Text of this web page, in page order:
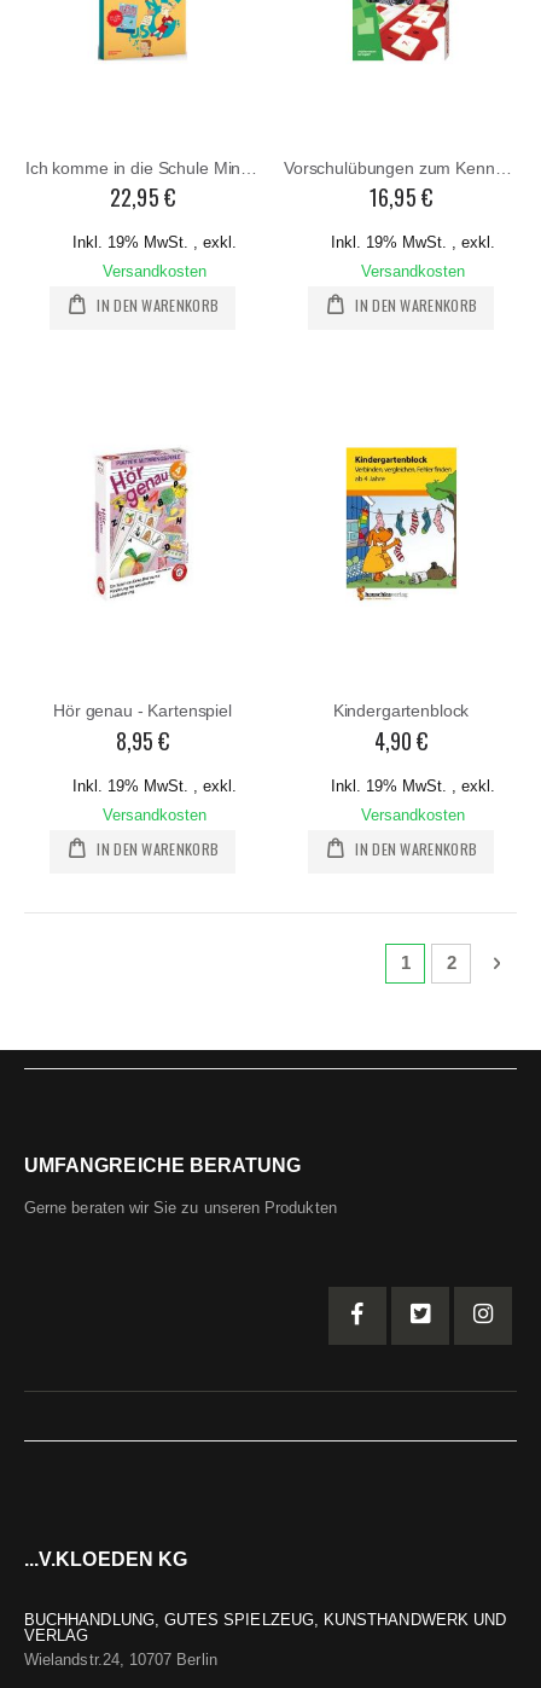
22,95 €
Inkl. 19% MwSt. , exkl.
Versandkosten
IN DEN WARENKORB
16,95 €
Inkl. 19% MwSt. , exkl.
Versandkosten
IN DEN WARENKORB
Hör genau - Kartenspiel
8,95 €
Inkl. 19% MwSt.
exkl.
Versandkosten
IN DEN WARENKORB
Kindergartenblock
4,90 €
Inkl. 19% MwSt.
exkl.
Versandkosten
IN DEN WARENKORB
SeiteSie lesen
1 Seite
2 Seite
UMFANGREICHE BERATUNG
Gerne beraten wir Sie zu unseren Produkten
...V.KLOEDEN KG
BUCHHANDLUNG, GUTES SPIELZEUG, KUNSTHANDWERK UND
VERLAG
Wielandstr.24, 10707 Berlin